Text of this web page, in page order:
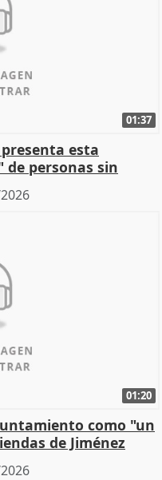
01:37
presenta esta
personas sin
01:20
como "un
de Jiménez